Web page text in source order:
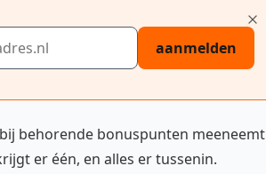
aanmelden
behorende bonuspunten meeneemt
er één, en alles er tussenin.